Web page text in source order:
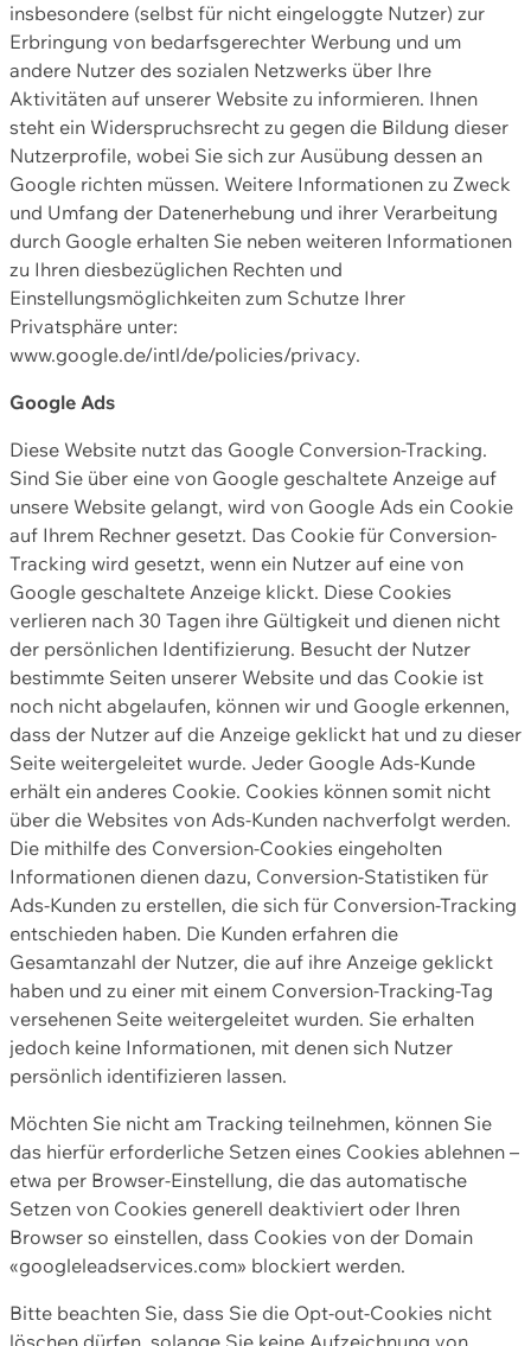
insbesondere (selbst für nicht eingeloggte Nutzer) zur
Erbringung von bedarfsgerechter Werbung und um
andere Nutzer des sozialen Netzwerks über Ihre
Aktivitäten auf unserer Website zu informieren. Ihnen
steht ein Widerspruchsrecht zu gegen die Bildung dieser
Nutzerprofile, wobei Sie sich zur Ausübung dessen an
Google richten müssen. Weitere Informationen zu Zweck
und Umfang der Datenerhebung und ihrer Verarbeitung
durch Google erhalten Sie neben weiteren Informationen
zu Ihren diesbezüglichen Rechten und
Einstellungsmöglichkeiten zum Schutze Ihrer
Privatsphäre unter:
www.google.de/intl/de/policies/privacy.
Google Ads
Diese Website nutzt das Google Conversion-Tracking.
Sind Sie über eine von Google geschaltete Anzeige auf
unsere Website gelangt, wird von Google Ads ein Cookie
auf Ihrem Rechner gesetzt. Das Cookie für Conversion-
Tracking wird gesetzt, wenn ein Nutzer auf eine von
Google geschaltete Anzeige klickt. Diese Cookies
verlieren nach 30 Tagen ihre Gültigkeit und dienen nicht
der persönlichen Identifizierung. Besucht der Nutzer
bestimmte Seiten unserer Website und das Cookie ist
noch nicht abgelaufen, können wir und Google erkennen,
dass der Nutzer auf die Anzeige geklickt hat und zu dieser
Seite weitergeleitet wurde. Jeder Google Ads-Kunde
erhält ein anderes Cookie. Cookies können somit nicht
über die Websites von Ads-Kunden nachverfolgt werden.
Die mithilfe des Conversion-Cookies eingeholten
Informationen dienen dazu, Conversion-Statistiken für
Ads-Kunden zu erstellen, die sich für Conversion-Tracking
entschieden haben. Die Kunden erfahren die
Gesamtanzahl der Nutzer, die auf ihre Anzeige geklickt
haben und zu einer mit einem Conversion-Tracking-Tag
versehenen Seite weitergeleitet wurden. Sie erhalten
jedoch keine Informationen, mit denen sich Nutzer
persönlich identifizieren lassen.
Möchten Sie nicht am Tracking teilnehmen, können Sie
das hierfür erforderliche Setzen eines Cookies ablehnen –
etwa per Browser-Einstellung, die das automatische
Setzen von Cookies generell deaktiviert oder Ihren
Browser so einstellen, dass Cookies von der Domain
«googleleadservices.com» blockiert werden.
Bitte beachten Sie, dass Sie die Opt-out-Cookies nicht